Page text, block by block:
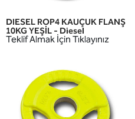
DIESEL ROP4 KAUÇUK FLANŞ
10KG YEŞİL - Diesel
Teklif Almak İçin Tıklayınız